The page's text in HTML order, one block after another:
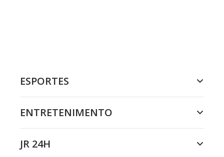
ESPORTES
ENTRETENIMENTO
JR 24H